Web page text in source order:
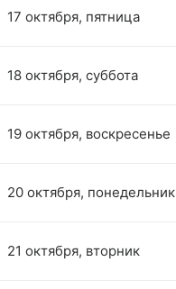
17 октября, пятница
18 октября, суббота
19 октября, воскресенье
20 октября, понедельник
21 октября, вторник